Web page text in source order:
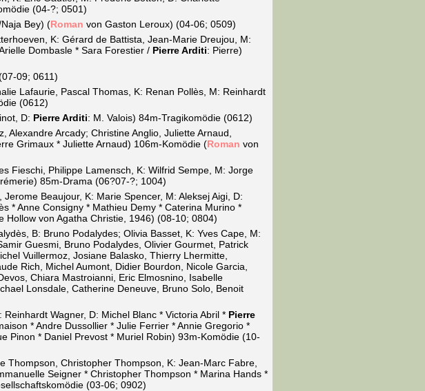
(04-?; 0501)
Bey) (Roman von Gaston Leroux) (04-06; 0509)
K: Gérard de Battista, Jean-Marie Dreujou, M:
Dombasle * Sara Forestier / Pierre Arditi: Pierre)
09; 0611)
Lafaurie, Pascal Thomas, K: Renan Pollès, M: Reinhardt
(0612)
D: Pierre Arditi: M. Valois) 84m-Tragikomödie (0612)
Alexandre Arcady; Christine Anglio, Juliette Arnaud,
Grimaux * Juliette Arnaud) 106m-Komödie (Roman von
Fieschi, Philippe Lamensch, K: Wilfrid Sempe, M: Jorge
85m-Drama (06?07-?; 1004)
Beaujour, K: Marie Spencer, M: Aleksej Aigi, D:
* Anne Consigny * Mathieu Demy * Caterina Murino *
Hollow von Agatha Christie, 1946) (08-10; 0804)
B: Bruno Podalydes; Olivia Basset, K: Yves Cape, M:
Guesmi, Bruno Podalydes, Olivier Gourmet, Patrick
Vuillermoz, Josiane Balasko, Thierry Lhermitte,
Rich, Michel Aumont, Didier Bourdon, Nicole Garcia,
Chiara Mastroianni, Eric Elmosnino, Isabelle
Lonsdale, Catherine Deneuve, Bruno Solo, Benoit
Wagner, D: Michel Blanc * Victoria Abril * Pierre
* Andre Dussollier * Julie Ferrier * Annie Gregorio *
Pinon * Daniel Prevost * Muriel Robin) 93m-Komödie (10-
Thompson, Christopher Thompson, K: Jean-Marc Fabre,
Seigner * Christopher Thompson * Marina Hands *
(03-06; 0902)